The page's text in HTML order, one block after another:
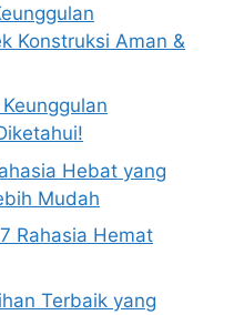
Konstruksi Aman &
Hebat yang
Mudah
Rahasia Hemat
Terbaik yang